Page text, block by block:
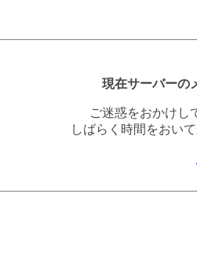
現在サーバーの
ご迷惑をおかけし
しばらく時間をおい